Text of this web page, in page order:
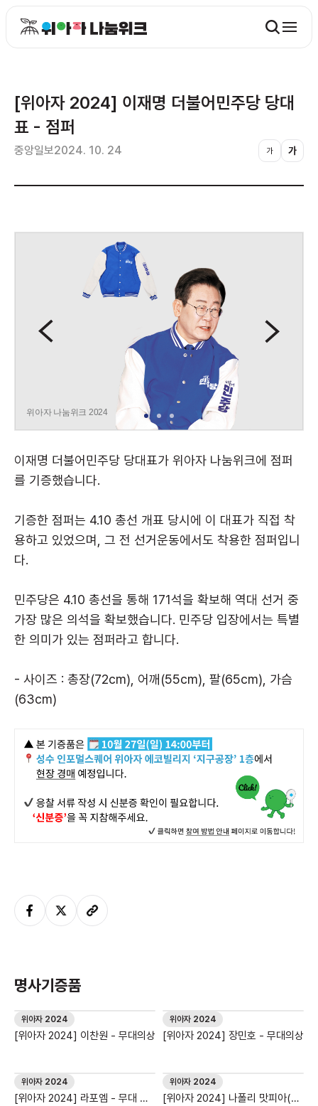
[위아자 2024] 이재명 더불어민주당 당대
표 - 점퍼
중앙일보2024. 10. 24
위아자 나눔위크 2024
이재명 더불어민주당 당대표가 위아자 나눔위크에 점퍼
를 기증했습니다.
기증한 점퍼는 4.10 총선 개표 당시에 이 대표가 직접 착
용하고 있었으며, 그 전 선거운동에서도 착용한 점퍼입니
다.
민주당은 4.10 총선을 통해 171석을 확보해 역대 선거 중
가장 많은 의석을 확보했습니다. 민주당 입장에서는 특별
한 의미가 있는 점퍼라고 합니다.
- 사이즈 : 총장(72cm), 어깨(55cm), 팔(65cm), 가슴
(63cm)
명사기증품
위아자 2024
[위아자 2024] 이찬원 - 무대의상
위아자 2024
[위아자 2024] 장민호 - 무대의상
위아자 2024
[위아자 2024] 라포엠 - 무대 의
위아자 2024
[위아자 2024] 나폴리 맛피아(권